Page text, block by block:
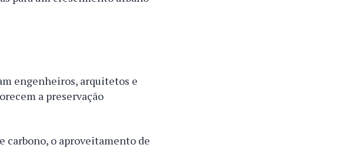
engenheiros, arquitetos e
a preservação
carbono, o aproveitamento de